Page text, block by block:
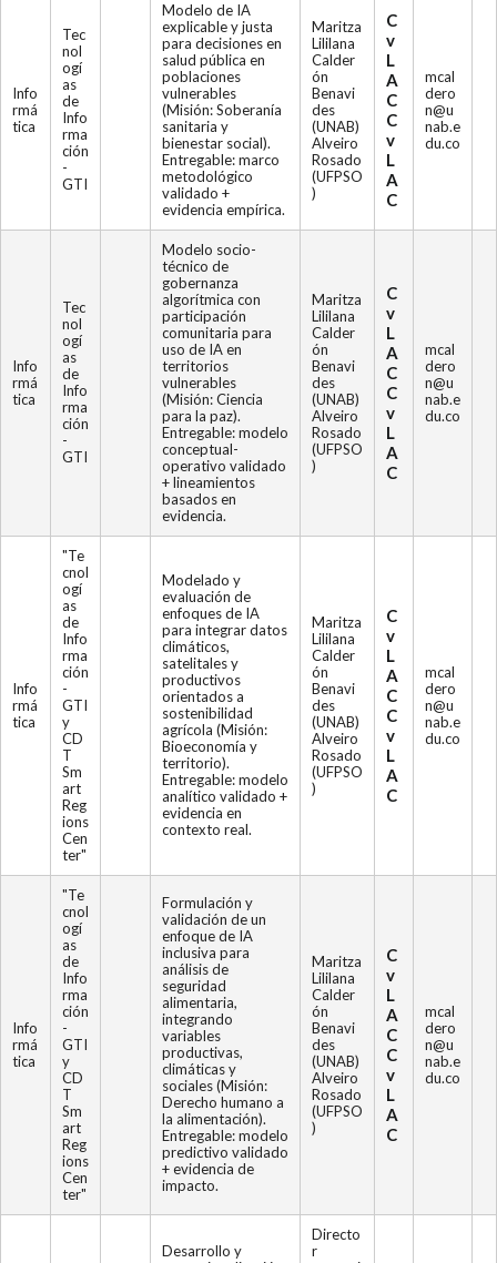
Info
rmá
tica
Tec
nol
ogí
as
de
Info
rma
ción
-
GTI
Modelo de IA
explicable y justa
para decisiones en
salud pública en
poblaciones
vulnerables
(Misión: Soberanía
sanitaria y
bienestar social).
Entregable: marco
metodológico
validado +
evidencia empírica.
Maritza
Lililana
Calder
ón
Benavi
des
(UNAB)
Alveiro
Rosado
(UFPSO
)
C
v
L
A
C
C
v
L
A
C
mcal
dero
n@u
nab.e
du.co
Info
rmá
tica
Tec
nol
ogí
as
de
Info
rma
ción
-
GTI
Modelo socio-
técnico de
gobernanza
algorítmica con
participación
comunitaria para
uso de IA en
territorios
vulnerables
(Misión: Ciencia
para la paz).
Entregable: modelo
conceptual-
operativo validado
+ lineamientos
basados en
evidencia.
Maritza
Lililana
Calder
ón
Benavi
des
(UNAB)
Alveiro
Rosado
(UFPSO
)
C
v
L
A
C
C
v
L
A
C
mcal
dero
n@u
nab.e
du.co
Info
rmá
tica
"Te
cnol
ogí
as
de
Info
rma
ción
-
GTI
y
CD
T
Sm
art
Reg
ions
Cen
ter"
Modelado y
evaluación de
enfoques de IA
para integrar datos
climáticos,
satelitales y
productivos
orientados a
sostenibilidad
agrícola (Misión:
Bioeconomía y
territorio).
Entregable: modelo
analítico validado +
evidencia en
contexto real.
Maritza
Lililana
Calder
ón
Benavi
des
(UNAB)
Alveiro
Rosado
(UFPSO
)
C
v
L
A
C
C
v
L
A
C
mcal
dero
n@u
nab.e
du.co
Info
rmá
tica
"Te
cnol
ogí
as
de
Info
rma
ción
-
GTI
y
CD
T
Sm
art
Reg
ions
Cen
ter"
Formulación y
validación de un
enfoque de IA
inclusiva para
análisis de
seguridad
alimentaria,
integrando
variables
productivas,
climáticas y
sociales (Misión:
Derecho humano a
la alimentación).
Entregable: modelo
predictivo validado
+ evidencia de
impacto.
Maritza
Lililana
Calder
ón
Benavi
des
(UNAB)
Alveiro
Rosado
(UFPSO
)
C
v
L
A
C
C
v
L
A
C
mcal
dero
n@u
nab.e
du.co
Desarrollo y
Directo
r